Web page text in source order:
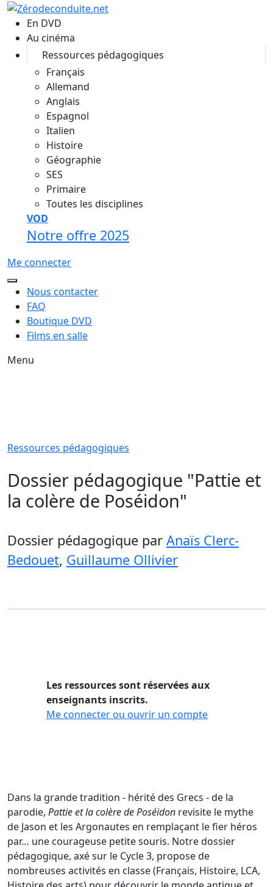
Aller au contenu principal
En DVD
Au cinéma
Ressources pédagogiques
Français
Allemand
Anglais
Espagnol
Italien
Histoire
Géographie
SES
Primaire
Toutes les disciplines
VOD
Notre offre 2025
Me connecter
Nous contacter
FAQ
Boutique DVD
Films en salle
Menu
Ressources pédagogiques
Dossier pédagogique "Pattie et
la colère de Poséidon"
Dossier pédagogique par Anaïs Clerc-
Bedouet, Guillaume Ollivier
Les ressources sont réservées aux
enseignants inscrits.
Me connecter ou ouvrir un compte
Dans la grande tradition - hérité des Grecs - de la
parodie, Pattie et la colère de Poséidon revisite le mythe
de Jason et les Argonautes en remplaçant le fier héros
par… une courageuse petite souris. Notre dossier
pédagogique, axé sur le Cycle 3, propose de
nombreuses activités en classe (Français, Histoire, LCA,